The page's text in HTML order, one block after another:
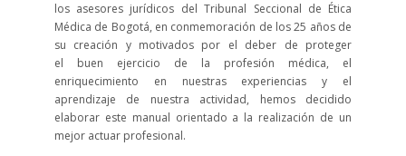
los asesores jurídicos del Tribunal Seccional de Ética
Médica de Bogotá, en conmemoración de los 25 años de
su creación y motivados por el deber de proteger
el buen ejercicio de la profesión médica, el
enriquecimiento en nuestras experiencias y el
aprendizaje de nuestra actividad, hemos decidido
elaborar este manual orientado a la realización de un
mejor actuar profesional.